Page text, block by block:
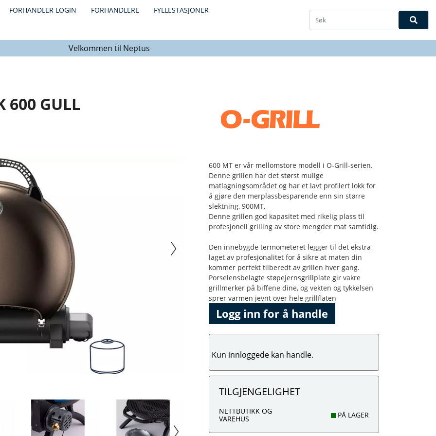
FORHANDLER LOGIN FORHANDLERE FYLLESTASJONER
Velkommen til Neptus
600 GULL
600 MT er vår mellomstore modell i O-Grill-serien.
Denne grillen har det størst mulige
matlagningsområdet og har et lavt profilert lokk for
å gjøre den merplassbesparende enn sin større
slektning, 900MT.
Denne grillen god kapasitet med rikelig plass til
profesjonell grilling av store mengder mat samtidig.
Den innebygde termometeret legger til det ekstra
laget av profesjonalitet for å sikre at maten din
kommer perfekt tilberedt av grillen hver gang.
Porselensbelagte støpejernsgrillplate gir vakre
grillmerker på biffene dine, og vekten og tykkelsen
sprer varmen jevnt over hele grillflaten
Logg inn for å handle
Kun innloggede kan handle.
TILGJENGELIGHET
NETTBUTIKK OG
VAREHUS
PÅ LAGER